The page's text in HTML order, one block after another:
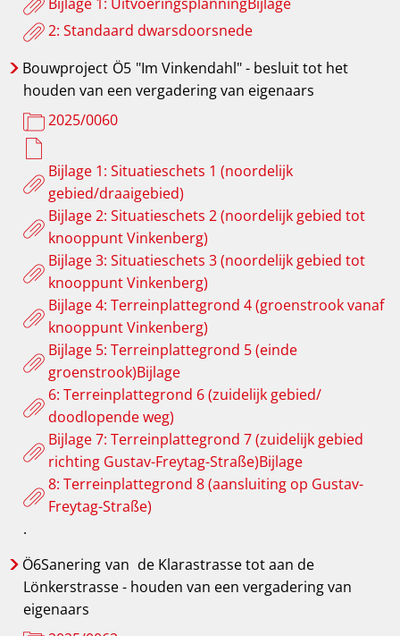
2: Standaard dwarsdoorsnede
Bouwproject Ö5 "Im Vinkendahl" - besluit tot het
houden van een vergadering van eigenaars
2025/0060
Bijlage 1: Situatieschets 1 (noordelijk
gebied/draaigebied)
Bijlage 2: Situatieschets 2 (noordelijk gebied tot
knooppunt Vinkenberg)
Bijlage 3: Situatieschets 3 (noordelijk gebied tot
knooppunt Vinkenberg)
Bijlage 4: Terreinplattegrond 4 (groenstrook vanaf
knooppunt Vinkenberg)
Bijlage 5: Terreinplattegrond 5 (einde
groenstrook)Bijlage
6: Terreinplattegrond 6 (zuidelijk gebied/
doodlopende weg)
Bijlage 7: Terreinplattegrond 7 (zuidelijk gebied
richting Gustav-Freytag-Straße)Bijlage
8: Terreinplattegrond 8 (aansluiting op Gustav-
Freytag-Straße)
.
Ö6Sanering van de Klarastrasse tot aan de
Lönkerstrasse - houden van een vergadering van
eigenaars